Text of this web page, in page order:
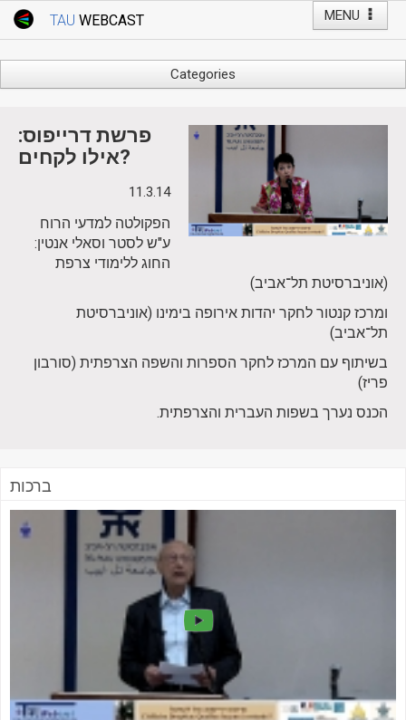
MENU
TAU WEBCAST
Webcast: Courses
Live Webcast
TAU General Events
Faculty Events
YouTube Channel
Categories
Business & Management
Computers
Faculty of Law
History
Lecture Series
Medicine & Life Sciences
Search
פרשת דרייפוס:
אילו לקחים?
11.3.14
הפקולטה למדעי הרוח
ע"ש לסטר וסאלי אנטין:
החוג ללימודי צרפת
(אוניברסיטת תל־אביב)
ומרכז קנטור לחקר יהדות אירופה בימינו (אוניברסיטת
תל־אביב)
בשיתוף עם המרכז לחקר הספרות והשפה הצרפתית (סורבון
פריז)
הכנס נערך בשפות העברית והצרפתית.
ברכות